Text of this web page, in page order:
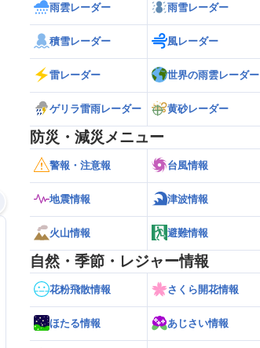
雨雲レーダー 雨雪レーダー
積雪レーダー 風レーダー
雷レーダー 世界の雨雲レーダー
ゲリラ雷雨レーダー 黄砂レーダー
防災・減災メニュー
警報・注意報 台風情報
地震情報 津波情報
火山情報 避難情報
自然・季節・レジャー情報
花粉飛散情報 さくら開花情報
ほたる情報 あじさい情報